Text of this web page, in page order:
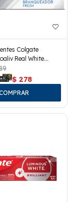
Colgate
Real White
$ 278